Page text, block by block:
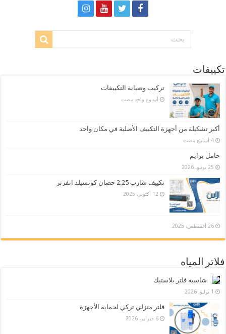
تكييفات
تركيب وصيانة التكييفات
‏أسبوع واحد مضت
أكبر تشكيلة من أجهزة التكييف الأصلية في مكان واحد
‏4 أسابيع مضت
حامل برايم
25 يونيو، 2026
تكييف شارب 2.25 حصان كونسيلد انفرتر
12 أكتوبر، 2025
26 أغسطس، 2025
فلاتر المياه
شاسيه فلتر بلاستيك
1 يوليو، 2026
فلتر منزلي تركي لحماية الأجهزة
6 فبراير، 2026